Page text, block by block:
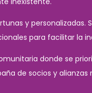
y
para facilitar la
donde se
de socios y alianzas